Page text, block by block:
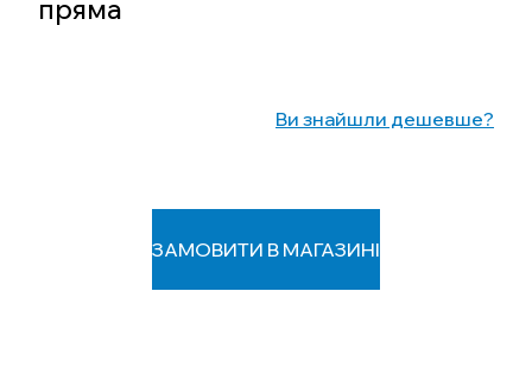
пряма
Ви знайшли дешевше?
ЗАМОВИТИ В МАГАЗИНІ